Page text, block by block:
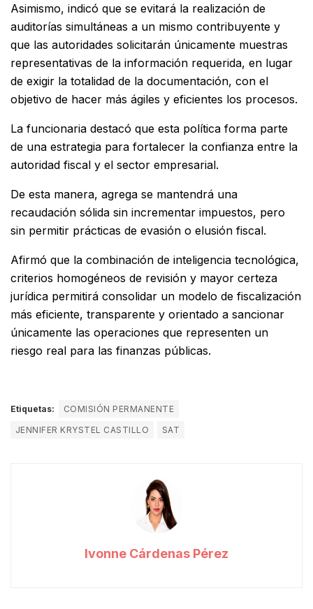
Asimismo, indicó que se evitará la realización de
auditorías simultáneas a un mismo contribuyente y
que las autoridades solicitarán únicamente muestras
representativas de la información requerida, en lugar
de exigir la totalidad de la documentación, con el
objetivo de hacer más ágiles y eficientes los procesos.
La funcionaria destacó que esta política forma parte
de una estrategia para fortalecer la confianza entre la
autoridad fiscal y el sector empresarial.
De esta manera, agrega se mantendrá una
recaudación sólida sin incrementar impuestos, pero
sin permitir prácticas de evasión o elusión fiscal.
Afirmó que la combinación de inteligencia tecnológica,
criterios homogéneos de revisión y mayor certeza
jurídica permitirá consolidar un modelo de fiscalización
más eficiente, transparente y orientado a sancionar
únicamente las operaciones que representen un
riesgo real para las finanzas públicas.
Etiquetas:
COMISIÓN PERMANENTE
JENNIFER KRYSTEL CASTILLO
SAT
Ivonne Cárdenas Pérez